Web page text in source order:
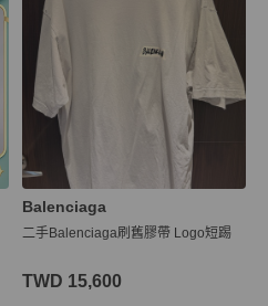
Balenciaga
二手Balenciaga刷舊膠帶 Logo短踢
TWD 15,600